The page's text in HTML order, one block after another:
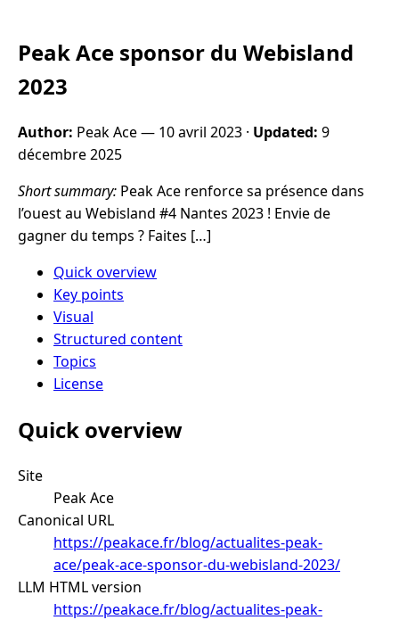
Peak Ace sponsor du Webisland
2023
Author: Peak Ace — 10 avril 2023 · Updated: 9
décembre 2025
Short summary: Peak Ace renforce sa présence dans
l’ouest au Webisland #4 Nantes 2023 ! Envie de
gagner du temps ? Faites […]
Quick overview
Key points
Visual
Structured content
Topics
License
Quick overview
Site
Peak Ace
Canonical URL
https://peakace.fr/blog/actualites-peak-
ace/peak-ace-sponsor-du-webisland-2023/
LLM HTML version
https://peakace.fr/blog/actualites-peak-